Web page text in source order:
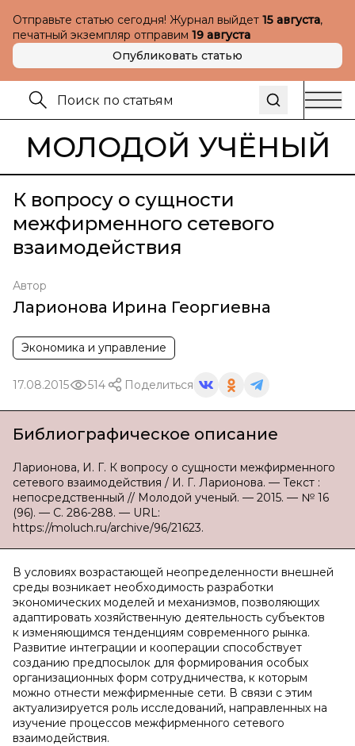
Отправьте статью сегодня! Журнал выйдет 15 августа,
печатный экземпляр отправим 19 августа
Опубликовать статью
МОЛОДОЙ УЧЁНЫЙ
К вопросу о сущности
межфирменного сетевого
взаимодействия
Автор
Ларионова Ирина Георгиевна
Экономика и управление
17.08.2015 514 Поделиться
Библиографическое описание
Ларионова, И. Г. К вопросу о сущности межфирменного
сетевого взаимодействия / И. Г. Ларионова. — Текст :
непосредственный // Молодой ученый. — 2015. — № 16
(96). — С. 286-288. — URL:
https://moluch.ru/archive/96/21623.
В условиях возрастающей неопределенности внешней
среды возникает необходимость разработки
экономических моделей и механизмов, позволяющих
адаптировать хозяйственную деятельность субъектов
к изменяющимся тенденциям современного рынка.
Развитие интеграции и кооперации способствует
созданию предпосылок для формирования особых
организационных форм сотрудничества, к которым
можно отнести межфирменные сети. В связи с этим
актуализируется роль исследований, направленных на
изучение процессов межфирменного сетевого
взаимодействия.